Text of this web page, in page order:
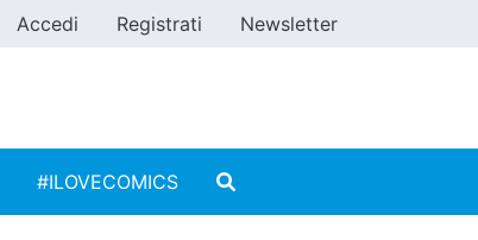
Accedi Registrati Newsletter
#ILOVECOMICS